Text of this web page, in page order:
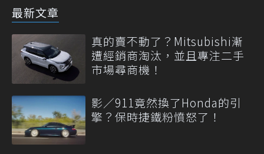
最新文章
真的賣不動了？Mitsubishi漸
遭經銷商淘汰，並且專注二手
市場尋商機！
影／911竟然換了Honda的引
擎？保時捷鐵粉憤怒了！